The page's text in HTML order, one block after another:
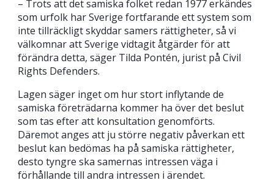
– Trots att det samiska folket redan 1977 erkändes
som urfolk har Sverige fortfarande ett system som
inte tillräckligt skyddar samers rättigheter, så vi
välkomnar att Sverige vidtagit åtgärder för att
förändra detta, säger Tilda Pontén, jurist på Civil
Rights Defenders.
Lagen säger inget om hur stort inflytande de
samiska företrädarna kommer ha över det beslut
som tas efter att konsultation genomförts.
Däremot anges att ju större negativ påverkan ett
beslut kan bedömas ha på samiska rättigheter,
desto tyngre ska samernas intressen väga i
förhållande till andra intressen i ärendet.